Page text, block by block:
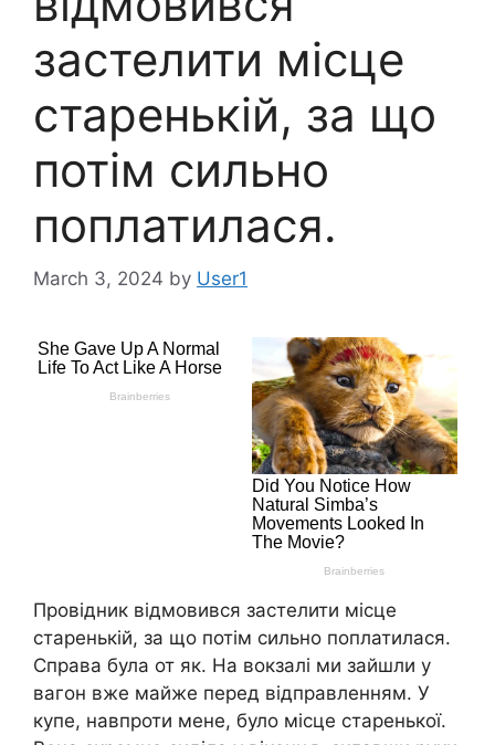
застелити місце
старенькій, за що
потім сильно
поплатилася.
March 3, 2024 by User1
Провідник відмовився застелити місце
старенькій, за що потім сильно поплатилася.
Справа була от як. На вокзалі ми зайшли у
вагон вже майже перед відправленням. У
купе, навпроти мене, було місце старенької.